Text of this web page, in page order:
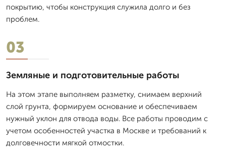
покрытию, чтобы конструкция служила долго и без
проблем.
03
Земляные и подготовительные работы
На этом этапе выполняем разметку, снимаем верхний
слой грунта, формируем основание и обеспечиваем
нужный уклон для отвода воды. Все работы проводим с
учетом особенностей участка в Москве и требований к
долговечности мягкой отмостки.